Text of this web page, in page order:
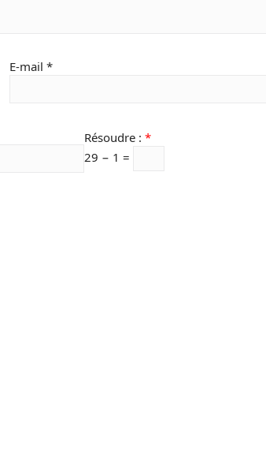
E-mail *
Résoudre :*
29 − 1 =